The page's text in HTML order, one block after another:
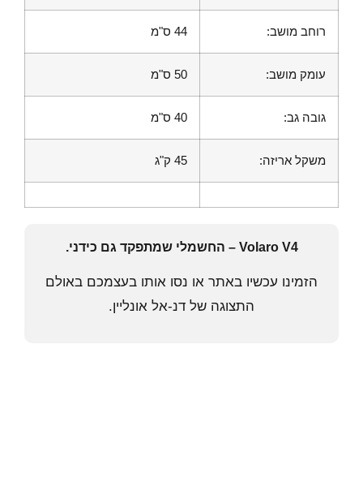
רוחב מושב: 44 ס"מ
עומק מושב: 50 ס"מ
גובה גב: 40 ס"מ
משקל אריזה: 45 ק"ג
Volaro V4 – החשמלי שמתפקד גם כידני.
הזמינו עכשיו באתר או נסו אותו בעצמכם באולם
התצוגה של דנ-אל אונליין.